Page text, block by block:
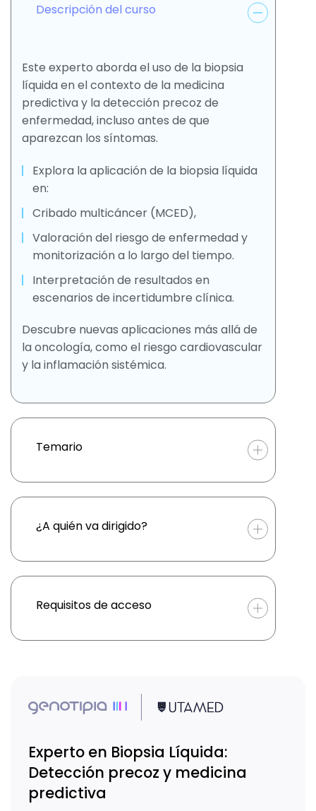
Descripción del curso
Este experto aborda el uso de la biopsia
líquida en el contexto de la medicina
predictiva y la detección precoz de
enfermedad, incluso antes de que
aparezcan los síntomas.
Explora la aplicación de la biopsia líquida
en:
Cribado multicáncer (MCED),
Valoración del riesgo de enfermedad y
monitorización a lo largo del tiempo.
Interpretación de resultados en
escenarios de incertidumbre clínica.
Descubre nuevas aplicaciones más allá de
la oncología, como el riesgo cardiovascular
y la inflamación sistémica.
Temario
¿A quién va dirigido?
Requisitos de acceso
Experto en Biopsia Líquida:
Detección precoz y medicina
predictiva